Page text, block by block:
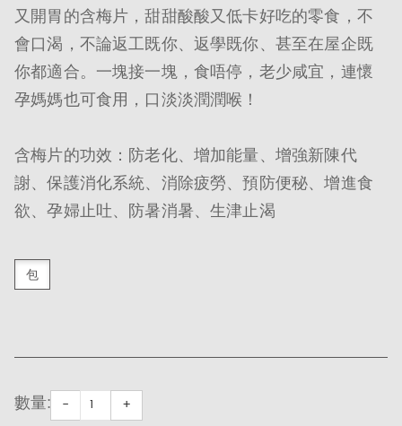
又開胃的含梅片，甜甜酸酸又低卡好吃的零食，不
會口渴，不論返工既你、返學既你、甚至在屋企既
你都適合。一塊接一塊，食唔停，老少咸宜，連懷
孕媽媽也可食用，口淡淡潤潤喉！
含梅片的功效：防老化、增加能量、增強新陳代
謝、保護消化系統、消除疲勞、預防便秘、增進食
欲、孕婦止吐、防暑消暑、生津止渴
包
數量: - +